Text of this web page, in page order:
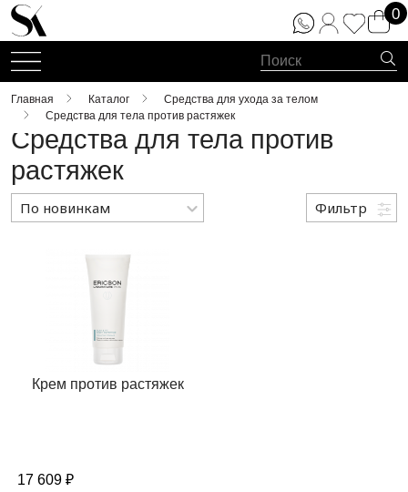
0
Главная Каталог
Средства для ухода за телом
Средства для тела против растяжек
Средства для тела против
растяжек
По новинкам
По популярности
По возрастанию цены
Фильтр
Крем против растяжек
17 609 ₽